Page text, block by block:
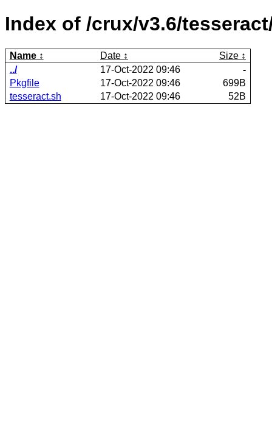
Index of /crux/v3.6/
Name Date
Size
../
17-Oct-2022 09:46
-
Pkgfile
17-Oct-2022 09:46
699B
tesseract.sh
17-Oct-2022 09:46 52B